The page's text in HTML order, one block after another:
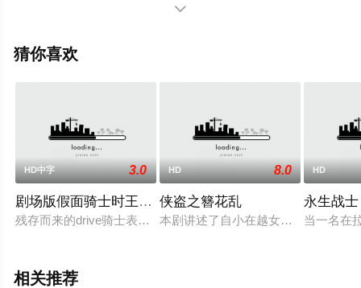
Josh,Cole,Clarissa,Cozzoni,Seiya,Matsudo,Kreesha,Turner
集），手机免费观看高清无删减完整版电影大全就上飘花

猜你喜欢
HD中字 3.0
剧场版假面骑士时王OverQuartzer
残存而来的drive骑士表盘之谜，其关键隐藏在战国时代与魔王
HD 8.0
侠盗之簪花乱
本剧讲述了自小在越女国长大的江湖
HD
永生战士
当一名在
相关推荐